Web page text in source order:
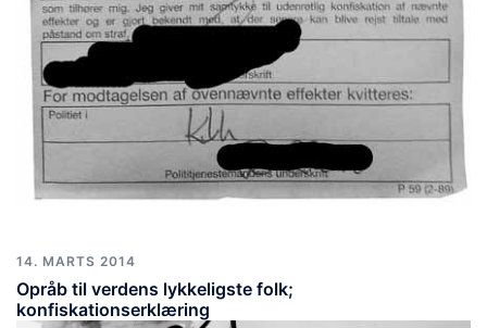
14. MARTS 2014
Opråb til verdens lykkeligste folk;
konfiskationserklæring